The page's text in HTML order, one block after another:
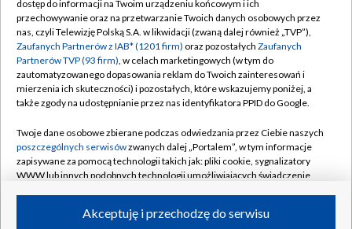
Biuro Reklamy
Oferta Handlowa
Telegazeta ogłoszenia
Emisja w TVP
Ogłoszenia przetargowe
Akademia Telewizyjna
Centrum informacji TVP
Moje zgody
Biuro reklamy
Kontakt
©2026 Telewizja Polska Spółka Akcyjna w likwidacji
dostęp do informacji na Twoim urządzeniu końcowym i ich
przechowywanie oraz na przetwarzanie Twoich danych osobowych przez
nas, czyli Telewizję Polską S.A. w likwidacji (zwaną dalej również „TVP”),
Zaufanych Partnerów z IAB* (1201 firm) oraz pozostałych Zaufanych
Partnerów TVP (93 firm), w celach marketingowych (w tym do
zautomatyzowanego dopasowania reklam do Twoich zainteresowań i
mierzenia ich skuteczności) i pozostałych, które wskazujemy poniżej, a
także zgody na udostępnianie przez nas identyfikatora PPID do Google.
Twoje dane osobowe zbierane podczas odwiedzania przez Ciebie naszych
poszczególnych serwisówzwanych dalej „Portalem”, w tym informacje
zapisywane za pomocą technologii takich jak: pliki cookie, sygnalizatory
WWW lub innych podobnych technologii umożliwiających świadczenie
ruchu w Internecie.Akceptuję i przechodzę do serwisu